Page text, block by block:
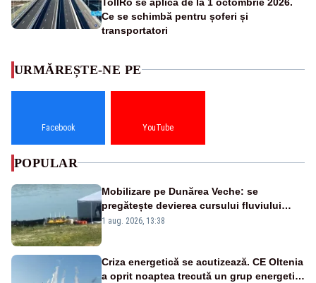
Ce se schimbă pentru șoferi și
transportatori
URMĂREȘTE-NE PE
Facebook YouTube
POPULAR
Mobilizare pe Dunărea Veche: se
pregătește devierea cursului fluviului
către Cernavodă – VIDEO
1 aug. 2026, 13:38
Criza energetică se acutizează. CE Oltenia
a oprit noaptea trecută un grup energetic